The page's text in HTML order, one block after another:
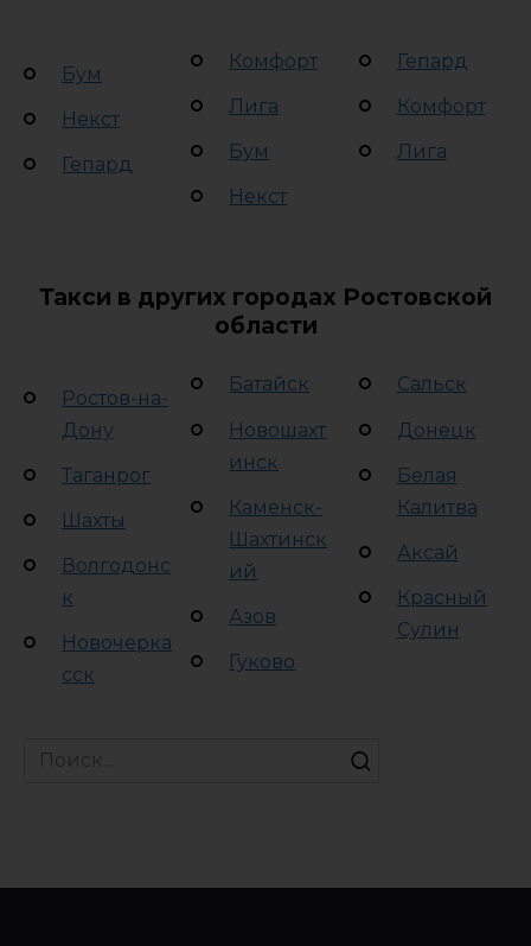
Бум
Некст
Гепард
Комфорт
Лига
Бум
Некст
Гепард
Комфорт
Лига
Такси в других городах Ростовской
области
Ростов-на-
Дону
Таганрог
Шахты
Волгодонс
к
Новочерка
сск
Батайск
Новошахт
инск
Каменск-
Шахтинск
ий
Азов
Гуково
Сальск
Донецк
Белая
Калитва
Аксай
Красный
Сулин
Search